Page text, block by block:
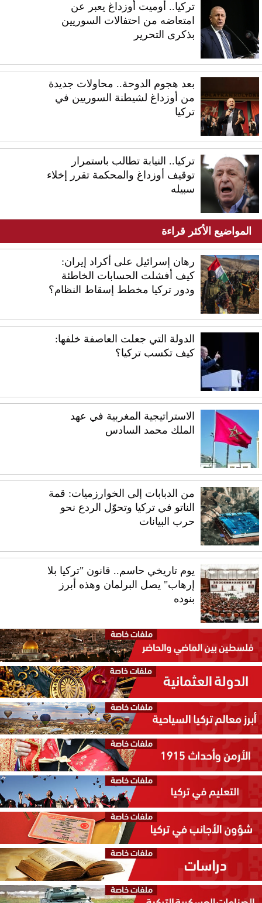
تركيا.. أوميت أوزداغ يعبر عن
امتعاضه من احتفالات السوريين
بذكرى التحرير
بعد هجوم الدوحة.. محاولات جديدة
من أوزداغ لشيطنة السوريين في
تركيا
تركيا.. النيابة تطالب باستمرار
توقيف أوزداغ والمحكمة تقرر إخلاء
سبيله
المواضيع الأكثر قراءة
رهان إسرائيل على أكراد إيران:
كيف أفشلت الحسابات الخاطئة
ودور تركيا مخطط إسقاط النظام؟
الدولة التي جعلت العاصفة خلفها:
كيف تكسب تركيا؟
الاستراتيجية المغربية في عهد
الملك محمد السادس
من الدبابات إلى الخوارزميات: قمة
الناتو في تركيا وتحوّل الردع نحو
حرب البيانات
يوم تاريخي حاسم.. قانون "تركيا بلا
إرهاب" يصل البرلمان وهذه أبرز
بنوده